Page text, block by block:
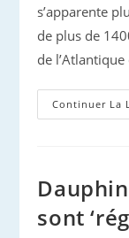
s’apparente
de plus de
de
Continuer La
sont